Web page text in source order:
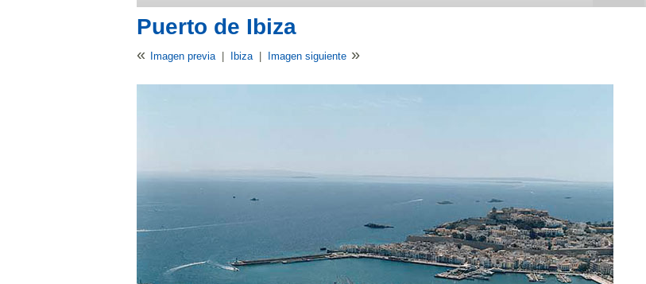
Puerto de Ibiza
« Imagen previa | Ibiza | Imagen siguiente »